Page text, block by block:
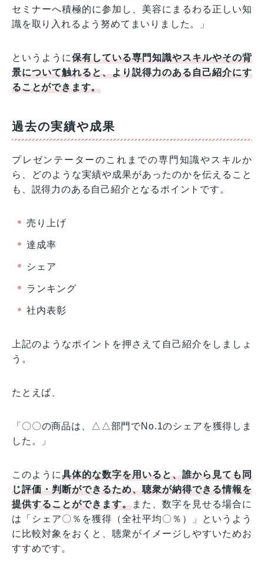
セミナーへ積極的に参加し、美容にまるわる正しい知
識を取り入れるよう努めてまいりました。」
というように保有している専門知識やスキルやその背
景について触れると、より説得力のある自己紹介にす
ることができます。
過去の実績や成果
プレゼンテーターのこれまでの専門知識やスキルか
ら、どのような実績や成果があったのかを伝えること
も、説得力のある自己紹介となるポイントです。
売り上げ
達成率
シェア
ランキング
社内表彰
上記のようなポイントを押さえて自己紹介をしましょ
う。
たとえば、
「〇〇の商品は、△△部門でNo.1のシェアを獲得しま
した。」
このように具体的な数字を用いると、誰から見ても同
じ評価・判断ができるため、聴衆が納得できる情報を
提供することができます。また、数字を見せる場合に
は「シェア〇％を獲得（全社平均〇％）」というよう
に比較対象をおくと、聴衆がイメージしやすいためお
すすめです。